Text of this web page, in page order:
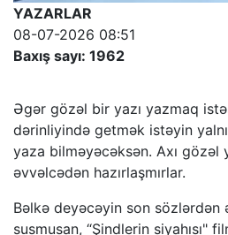
YAZARLAR
08-07-2026 08:51
Baxış sayı: 1962
Əgər gözəl bir yazı yazmaq
dərinliyində getmək istəyin
yaza bilməyəcəksən. Axı gözəl
əvvəlcədən hazırlaşmırlar.
Bəlkə deyəcəyin son sözlərdən
susmusan, “Şindlerin siyahısı"